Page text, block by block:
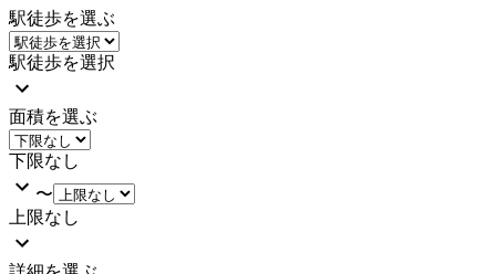
駅徒歩を選ぶ
駅徒歩を選択
面積を選ぶ
下限なし
〜
上限なし